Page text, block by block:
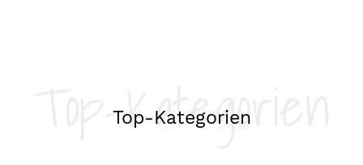
Top-Kategorien
Top-Kategorien